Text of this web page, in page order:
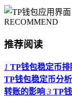
RECOMMEND
推荐阅读
1 TP钱包稳定币排
TP钱包稳定币分
转账的影响 3 TP